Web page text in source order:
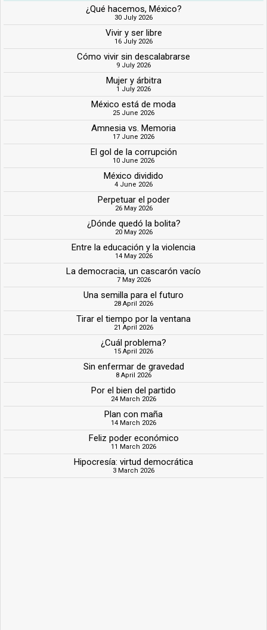
¿Qué hacemos, México?
30 July 2026
Vivir y ser libre
16 July 2026
Cómo vivir sin descalabrarse
9 July 2026
Mujer y árbitra
1 July 2026
México está de moda
25 June 2026
Amnesia vs. Memoria
17 June 2026
El gol de la corrupción
10 June 2026
México dividido
4 June 2026
Perpetuar el poder
26 May 2026
¿Dónde quedó la bolita?
20 May 2026
Entre la educación y la violencia
14 May 2026
La democracia, un cascarón vacío
7 May 2026
Una semilla para el futuro
28 April 2026
Tirar el tiempo por la ventana
21 April 2026
¿Cuál problema?
15 April 2026
Sin enfermar de gravedad
8 April 2026
Por el bien del partido
24 March 2026
Plan con maña
14 March 2026
Feliz poder económico
11 March 2026
Hipocresía: virtud democrática
3 March 2026